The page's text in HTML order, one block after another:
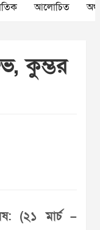
আলোচিত
কুম্ভর
(২১ মার্চ –